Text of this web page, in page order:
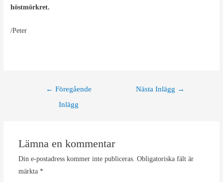
höstmörkret.
/Peter
Inläggsnavigering
← Föregående
Inlägg
Nästa Inlägg →
Lämna en kommentar
Din e-postadress kommer inte publiceras. Obligatoriska fält är
märkta *